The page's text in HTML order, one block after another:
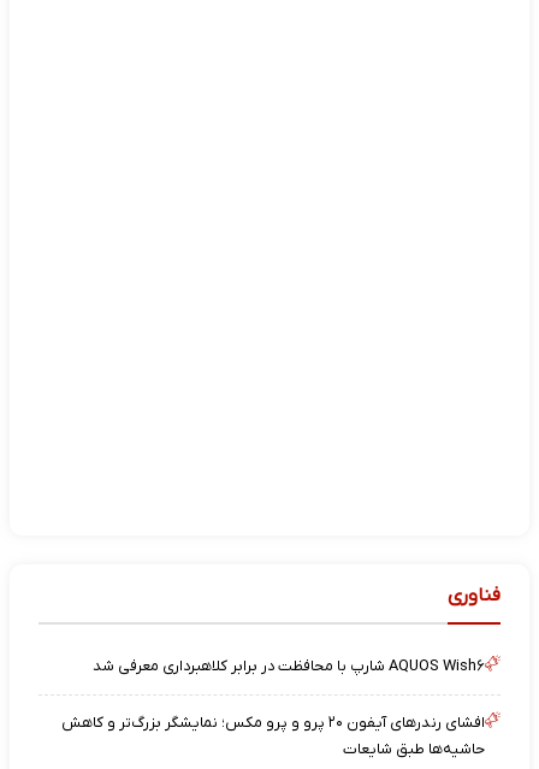
فناوری
AQUOS Wish۶ شارپ با محافظت در برابر کلاهبرداری معرفی شد
افشای رندرهای آیفون ۲۰ پرو و پرو مکس؛ نمایشگر بزرگ‌تر و کاهش
حاشیه‌ها طبق شایعات